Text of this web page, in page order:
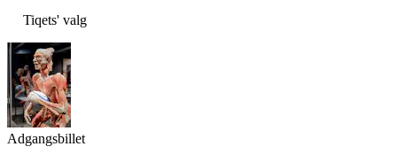
Tiqets' valg
Adgangsbillet